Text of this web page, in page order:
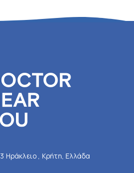
Ηράκλειο , Κρήτη, Ελλάδα